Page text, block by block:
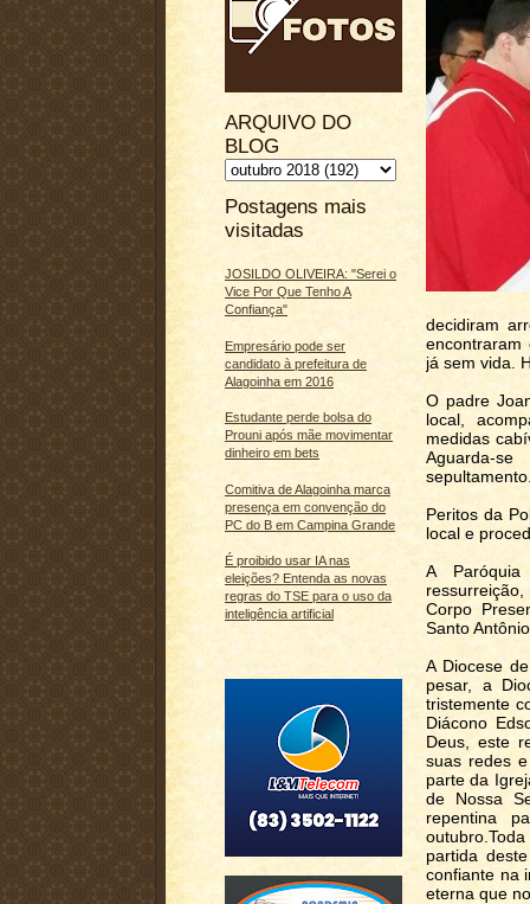
ARQUIVO DO
BLOG
Postagens mais
visitadas
JOSILDO OLIVEIRA: "Serei o
Vice Por Que Tenho A
Confiança"
Empresário pode ser
candidato à prefeitura de
Alagoinha em 2016
Estudante perde bolsa do
Prouni após mãe movimentar
dinheiro em bets
Comitiva de Alagoinha marca
presença em convenção do
PC do B em Campina Grande
É proibido usar IA nas
eleições? Entenda as novas
regras do TSE para o uso da
inteligência artificial
decidiram
encontraram
já sem vida.
O padre
local,
medidas
Aguarda-
Peritos da
local e
A
Corpo
Santo
A Diocese
pesar, a
tristemente
Diácono
Deus, este
suas redes
parte da
de Nossa
repentina
partida
confiante na
eterna que